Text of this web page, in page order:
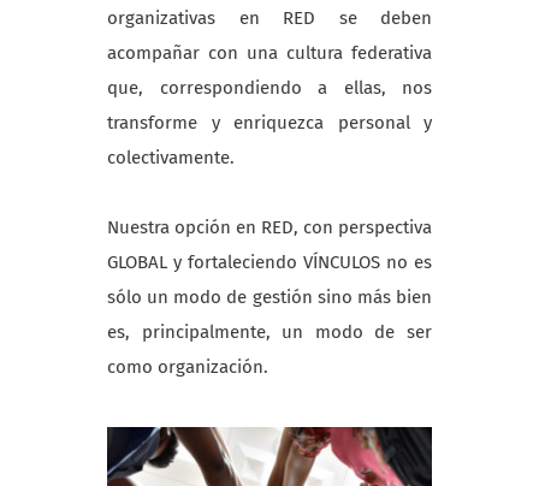
organizativas en RED se deben
acompañar con una cultura federativa
que, correspondiendo a ellas, nos
transforme y enriquezca personal y
colectivamente.
Nuestra opción en RED, con perspectiva
GLOBAL y fortaleciendo VÍNCULOS no es
sólo un modo de gestión sino más bien
es, principalmente, un modo de ser
como organización.